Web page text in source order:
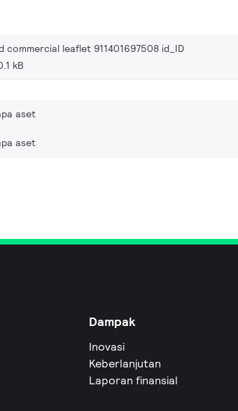
commercial leaflet 911401697508 id_ID
kB
aset
aset
Dampak
Inovasi
Keberlanjutan
Laporan finansial